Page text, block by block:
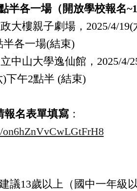
加入購物書包
0
購物 結帳付款
取消
半各一場（開放學校報名
大樓親子劇場，2025/4/19(
半各一場(結束)
中山大學逸仙館，2025/4/
)下午2點半 (結束)
報名表單填寫：
on6hZnVvCwLGtFrH8
議13歲以上（國中一年級